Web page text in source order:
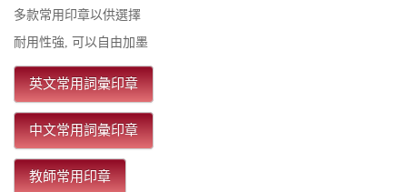
多款常用印章以供選擇
耐用性強, 可以自由加墨
英文常用詞彙印章
中文常用詞彙印章
教師常用印章